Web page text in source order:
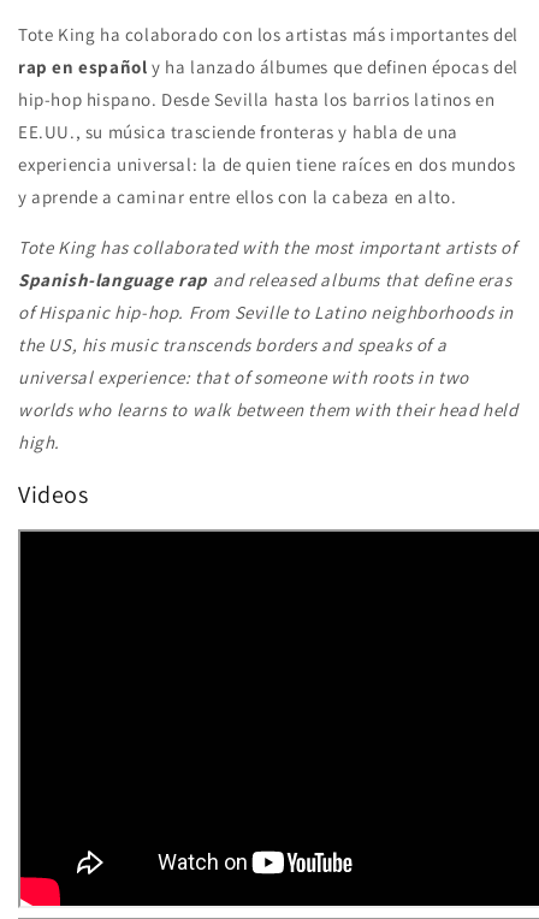
Tote King ha colaborado con los artistas más importantes del
rap en español y ha lanzado álbumes que definen épocas del
hip-hop hispano. Desde Sevilla hasta los barrios latinos en
EE.UU., su música trasciende fronteras y habla de una
experiencia universal: la de quien tiene raíces en dos mundos
y aprende a caminar entre ellos con la cabeza en alto.
Tote King has collaborated with the most important artists of
Spanish-language rap and released albums that define eras
of Hispanic hip-hop. From Seville to Latino neighborhoods in
the US, his music transcends borders and speaks of a
universal experience: that of someone with roots in two
worlds who learns to walk between them with their head held
high.
Videos